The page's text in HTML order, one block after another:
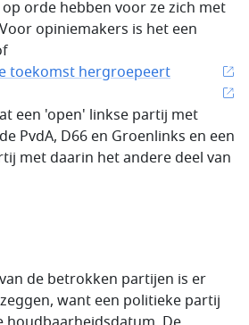
orde hebben voor ze zich met
opiniemakers is het een
toekomst hergroepeert
een 'open' linkse partij met
PvdA, D66 en Groenlinks en een
met daarin het andere deel van
de betrokken partijen is er
want een politieke partij